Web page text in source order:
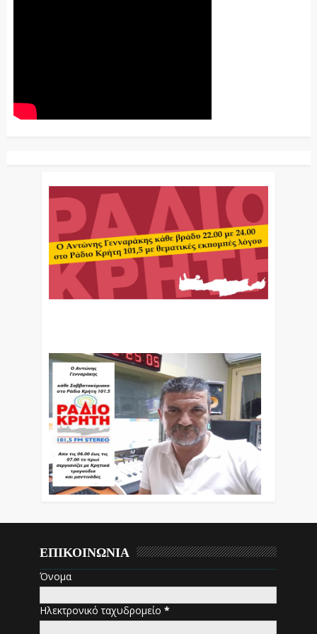
ΕΠΙΚΟΙΝΩΝΙΑ
Όνομα
Ηλεκτρονικό ταχυδρομείο*